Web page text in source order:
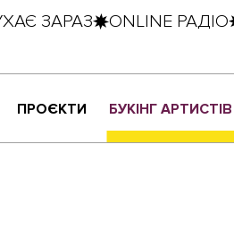
ЗАРАЗ ONLINE РАДІО
ПРОЄКТИ БУКІНГ АРТИСТІВ